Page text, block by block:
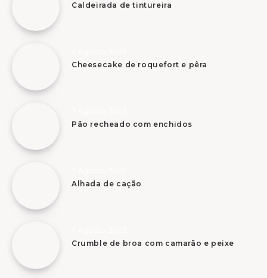
Caldeirada de tintureira
Cheesecake de roquefort e pêra
Pão recheado com enchidos
Alhada de cação
Crumble de broa com camarão e peixe